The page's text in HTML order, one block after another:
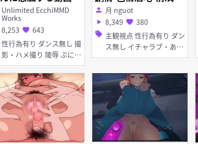
Unlimited EcchiMMD
Works
8,253 favorite 643
性行為有り ダンス無し 撮
影・ハメ撮り 陵辱 ぷに
マイクロ水着 くぱぁ 羞恥
紳士ハンド 睡姦
person 月 nguot
play_arrow 8,349 favorite 380
sell 主観視点 性行為有り ダン
ス無し イチャラブ・あま
あま タイツ・ストッキン
裏コキ